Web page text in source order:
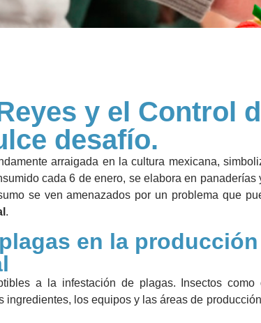
y el Control
desafío.
arraigada en la cultura mexicana,
cada 6 de enero, se elabora en panaderías
se ven amenazados por un problema que
.
en la
a la infestación de plagas. Insectos como
ingredientes, los equipos y las áreas de